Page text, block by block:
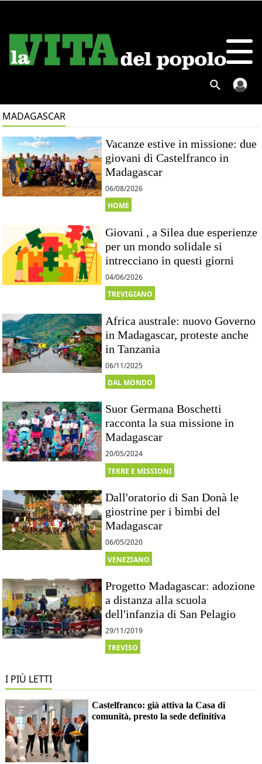
MADAGASCAR
Vacanze estive in missione: due
giovani di Castelfranco in
Madagascar
06/08/2026
HOME
Giovani , a Silea due esperienze
per un mondo solidale si
intrecciano in questi giorni
04/06/2026
TREVIGIANO
Africa australe: nuovo Governo
in Madagascar, proteste anche
in Tanzania
06/11/2025
DAL MONDO
Suor Germana Boschetti
racconta la sua missione in
Madagascar
20/05/2024
TERRE E MISSIONI
Dall'oratorio di San Donà le
giostrine per i bimbi del
Madagascar
06/05/2020
VENEZIANO
Progetto Madagascar: adozione
a distanza alla scuola
dell'infanzia di San Pelagio
29/11/2019
TREVISO
I PIÙ LETTI
Castelfranco: già attiva la Casa di
comunità, presto la sede definitiva